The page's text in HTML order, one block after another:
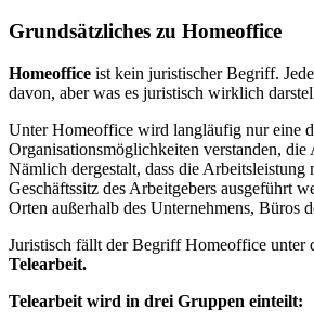
Grundsätzliches zu Homeoffice
Homeoffice ist kein juristischer Begriff.
davon, aber was es juristisch wirklich
Unter Homeoffice wird langläufig nur eine
Organisationsmöglichkeiten verstanden,
Nämlich dergestalt, dass die Arbeitsleistung
Geschäftssitz des Arbeitgebers ausgeführt
Orten außerhalb des Unternehmens, Büros
Juristisch fällt der Begriff Homeoffice unter
Telearbeit.
Telearbeit wird in drei Gruppen einteilt: